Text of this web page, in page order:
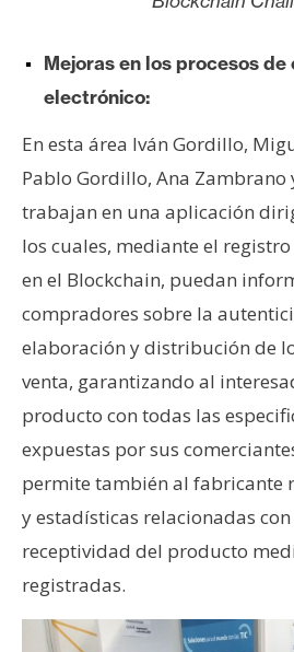
Mejoras en los procesos de
electrónico:
En esta área Iván Gordillo,
Pablo Gordillo, Ana Zambrano
trabajan en una aplicación
los cuales, mediante el
en el Blockchain, puedan
compradores sobre la
elaboración y distribución de
venta, garantizando al
producto con todas las
expuestas por sus
permite también al fabricante
y estadísticas relacionadas
receptividad del producto
registradas.